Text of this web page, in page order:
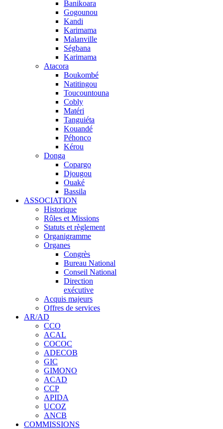
Banikoara
Gogounou
Kandi
Karimama
Malanville
Ségbana
Karimama
Atacora
Boukombé
Natitingou
Toucountouna
Cobly
Matéri
Tanguiéta
Kouandé
Péhonco
Kérou
Donga
Copargo
Djougou
Ouaké
Bassila
ASSOCIATION
Historique
Rôles et Missions
Statuts et règlement
Organigramme
Organes
Congrès
Bureau National
Conseil National
Direction
exécutive
Acquis majeurs
Offres de services
AR/AD
CCO
ACAL
COCOC
ADECOB
GIC
GIMONO
ACAD
CCP
APIDA
UCOZ
ANCB
COMMISSIONS